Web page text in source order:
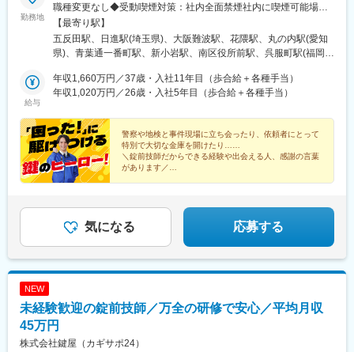
勤務地
職種変更なし◆受動喫煙対策：社内全面禁煙社内に喫煙可能場所
あり品川本社／戸越銀座駅4分さいたま支社／宮原駅車7分★大阪
（難波）支社／なんば駅1分神戸支社／花隈駅3分名古屋支社／丸
の内駅5分仙台支社／仙台駅10分新小岩支社／新小岩駅5分広島支
車15分★京都支社／東寺駅5分札幌支社／北34条駅10分宇都宮支
社／雀宮駅車15分池袋支社／池袋駅5分高松支社／太田駅15分★
日山駅車8分八王子支社／八王子駅車11分奈良支社／新大宮駅車6
分練馬支社／石神井公園駅12分横浜支社／横浜駅1o分北九州支社
／片野駅8分熊本支社／東海学園前駅10分鹿児島支社／中洲通駅1
分藤沢支社／辻堂駅近く三郷支社／三郷駅8分★：駐車場有＜
2026年8月以降 新規開設予定＞※オープンまでは近隣支社勤務四
【最寄り駅】
五反田駅、日進駅(埼玉県)、大阪難波駅、花隈駅、丸の内駅(愛知
県)、青葉通一番町駅、新小岩駅、南区役所前駅、呉服町駅(福岡
駅、雀宮駅、北池袋駅、木太東口駅、日前宮駅、静岡駅、春日山
駅、小宮駅、新大宮駅、石神井公園駅、平沼橋駅、片野駅、東海
Ｒ難波駅、みなと元町駅、浅間町駅、大町西公園駅、中洲川端
駅、東寺駅、都通駅、不動前駅、なんば駅(地下鉄)、県庁前駅(兵
庫県)、国際センター駅、九条駅(京都府)、市立病院前駅(鹿児島県)
給与
年収1,660万円／37歳・入社11年目（歩合給＋各種手当）
年収1,020万円／26歳・入社5年目（歩合給＋各種手当）
警察や地検と事件現場に立ち会ったり、依頼者にとって
特別で大切な金庫を開けたり……
＼錠前技師だからできる経験や出会える人、感謝の言葉
があります／
気になる 応募する
NEW
未経験歓迎の錠前技師／万全の研修で安心／平均月収
45万円
株式会社鍵屋（カギサポ24）